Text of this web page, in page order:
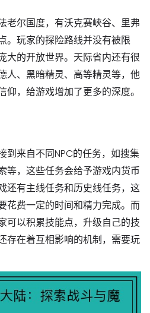
老尔国度，有沃克赛峡谷、里弗
。玩家的探险路线并没有被限
大的开放世界。天际省内还有很
人、黑暗精灵、高等精灵等，他
，给游戏增加了更多的深度。
到来自不同NPC的任务，如搜集
等，这些任务会给予游戏内货币
还有主线任务和历史线任务，这
花费一定的时间和精力完成。而
可以积累技能点，升级自己的技
存在着互相影响的机制，需要玩